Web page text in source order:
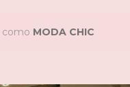
como MODA CHIC